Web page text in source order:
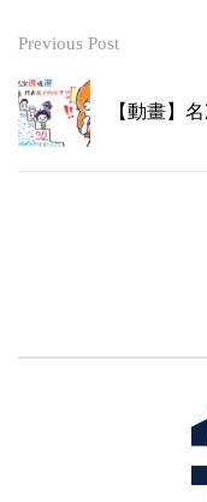
Previous Post
【動畫】